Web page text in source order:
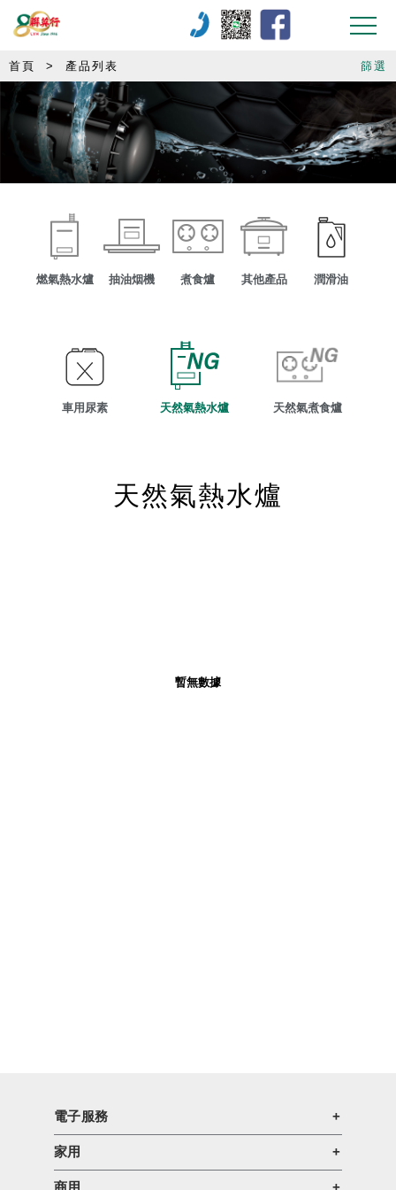
首頁 > 產品列表 篩選
燃氣熱水爐 抽油烟機 煮食爐 其他產品 潤滑油
車用尿素 天然氣熱水爐 天然氣煮食爐
天然氣熱水爐
暫無數據
電子服務
家用
商用